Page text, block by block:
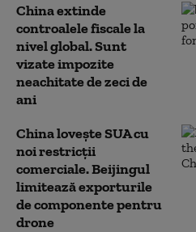
China extinde
controalele fiscale la
nivel global. Sunt
vizate impozite
neachitate de zeci de
ani
China lovește SUA cu
noi restricții
comerciale. Beijingul
limitează exporturile
de componente pentru
drone